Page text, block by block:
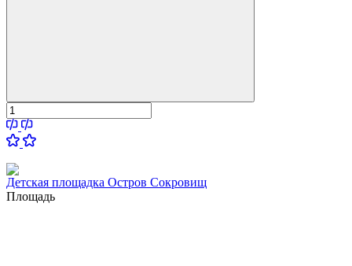
Детская площадка Остров Сокровищ
Площадь